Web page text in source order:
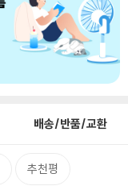
배송/반품/교환
추천평